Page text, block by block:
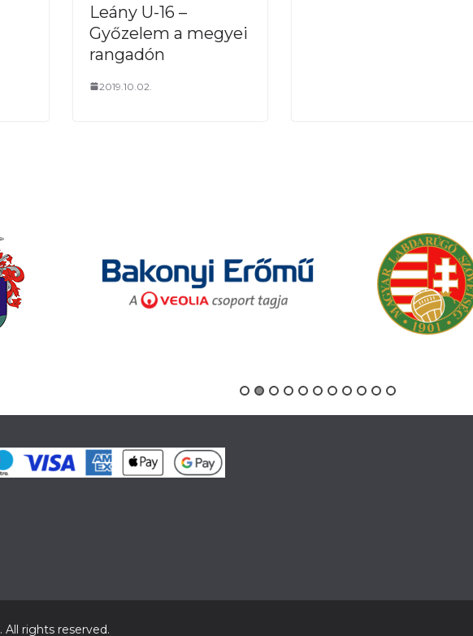
Leány U-16 –
Győzelem a megyei
rangadón
2019.10.02.
. All rights reserved.